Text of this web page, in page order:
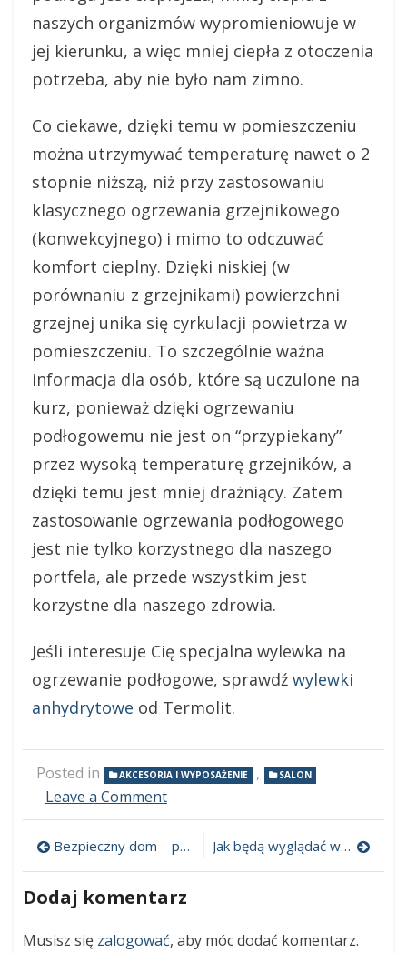
naszych organizmów wypromieniowuje w
jej kierunku, a więc mniej ciepła z otoczenia
potrzeba, aby nie było nam zimno.
Co ciekawe, dzięki temu w pomieszczeniu
można utrzymywać temperaturę nawet o 2
stopnie niższą, niż przy zastosowaniu
klasycznego ogrzewania grzejnikowego
(konwekcyjnego) i mimo to odczuwać
komfort cieplny. Dzięki niskiej (w
porównaniu z grzejnikami) powierzchni
grzejnej unika się cyrkulacji powietrza w
pomieszczeniu. To szczególnie ważna
informacja dla osób, które są uczulone na
kurz, ponieważ dzięki ogrzewaniu
podłogowemu nie jest on “przypiekany”
przez wysoką temperaturę grzejników, a
dzięki temu jest mniej drażniący. Zatem
zastosowanie ogrzewania podłogowego
jest nie tylko korzystnego dla naszego
portfela, ale przede wszystkim jest
korzystne dla naszego zdrowia.
Jeśli interesuje Cię specjalna wylewka na
ogrzewanie podłogowe, sprawdź wylewki
anhydrytowe od Termolit.
Posted in AKCESORIA I WYPOSAŻENIE , SALON
Leave a Comment
Ogrzewanie
–
wodne
elektryczne?
sterownik
Nawigacja
wpisu
Bezpieczny dom – praktyczne rozwiązania Jak będą wyglądać wnętrza przyszłości?
Dodaj komentarz
Musisz się zalogować, aby móc dodać komentarz.